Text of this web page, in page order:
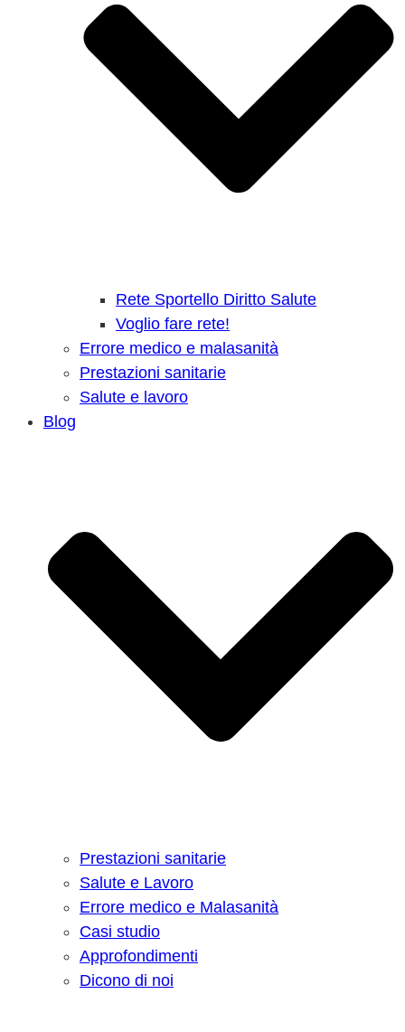
Rete Sportello Diritto Salute
Voglio fare rete!
Errore medico e malasanità
Prestazioni sanitarie
Salute e lavoro
Blog
Prestazioni sanitarie
Salute e Lavoro
Errore medico e Malasanità
Casi studio
Approfondimenti
Dicono di noi